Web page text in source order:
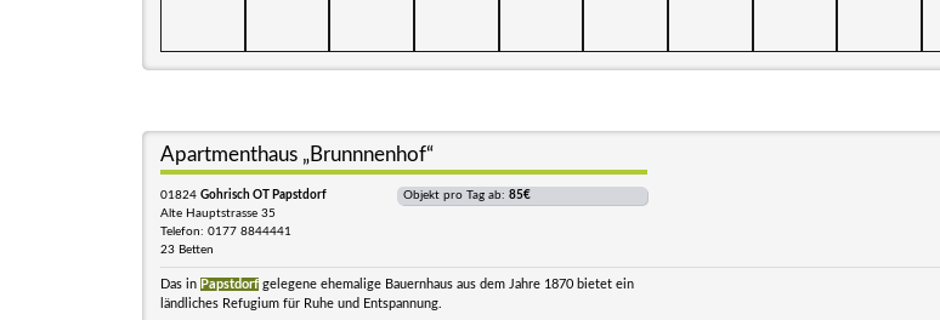
Apartmenthaus „Brunnnenhof“
01824 Gohrisch OT Papstdorf
Alte Hauptstrasse 35
Telefon: 0177 8844441
23 Betten
Objekt pro Tag ab: 85€
Das in Papstdorf gelegene ehemalige Bauernhaus aus dem Jahre 1870 bietet ein
ländliches Refugium für Ruhe und Entspannung.